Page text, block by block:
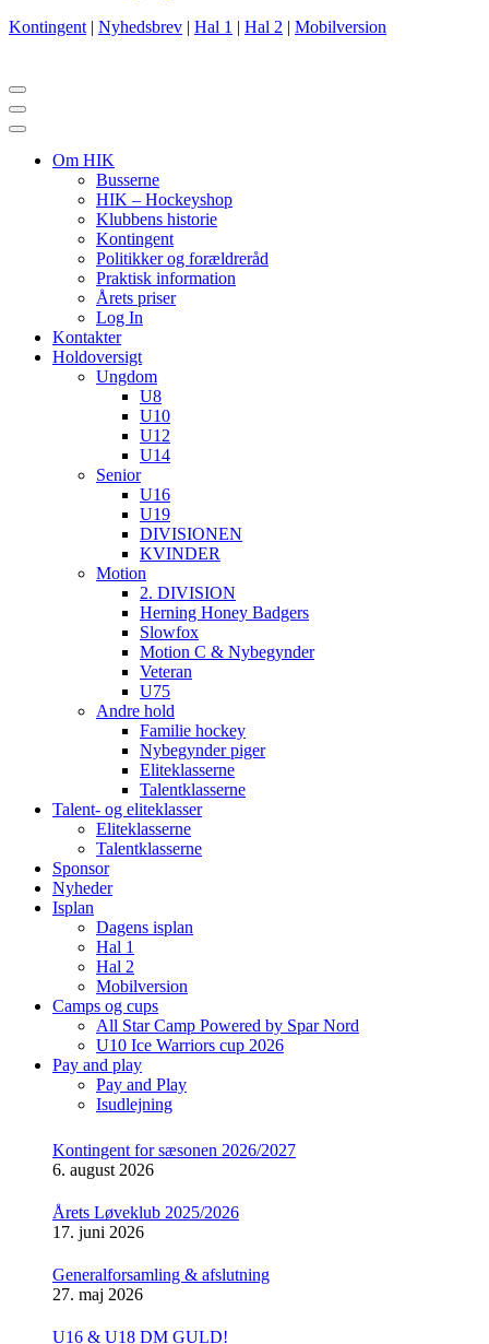
Kontingent | Nyhedsbrev | Hal 1 | Hal 2 | Mobilversion
Navigation
menu
Navigation
menu
Om HIK
Busserne
HIK – Hockeyshop
Klubbens historie
Kontingent
Politikker og forældreråd
Praktisk information
Årets priser
Log In
Kontakter
Holdoversigt
Ungdom
U8
U10
U12
U14
Senior
U16
U19
DIVISIONEN
KVINDER
Motion
2. DIVISION
Herning Honey Badgers
Slowfox
Motion C & Nybegynder
Veteran
U75
Andre hold
Familie hockey
Nybegynder piger
Eliteklasserne
Talentklasserne
Talent- og eliteklasser
Eliteklasserne
Talentklasserne
Sponsor
Nyheder
Isplan
Dagens isplan
Hal 1
Hal 2
Mobilversion
Camps og cups
All Star Camp Powered by Spar Nord
U10 Ice Warriors cup 2026
Pay and play
Pay and Play
Isudlejning
Kontingent for sæsonen 2026/2027
6. august 2026
Årets Løveklub 2025/2026
17. juni 2026
Generalforsamling & afslutning
27. maj 2026
U16 & U18 DM GULD!